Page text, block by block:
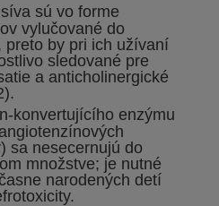
sú vo forme
vylučované do
preto by pri ich užívaní
sledované pre
a anticholinergické
konvertujícího enzýmu
sa nesecernujú do
množstve; je nutné
narodených detí